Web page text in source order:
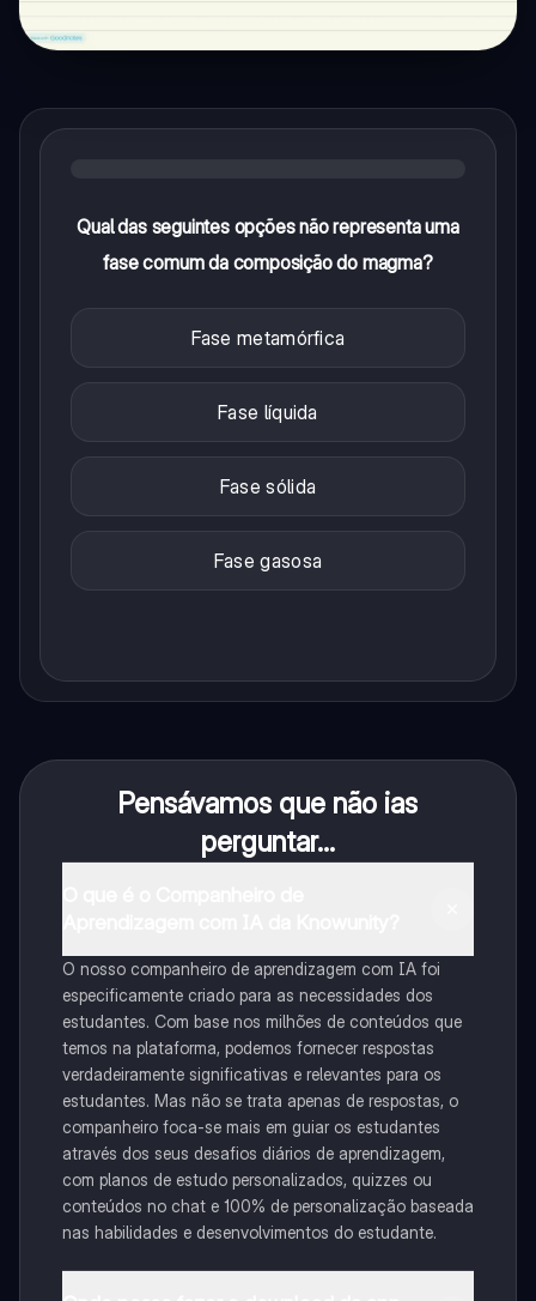
Qual das seguintes opções não representa uma
fase comum da composição do magma?
Fase metamórfica
Fase líquida
Fase sólida
Fase gasosa
Pensávamos que não ias
perguntar...
O nosso companheiro de aprendizagem com IA foi
especificamente criado para as necessidades dos
estudantes. Com base nos milhões de conteúdos que
temos na plataforma, podemos fornecer respostas
verdadeiramente significativas e relevantes para os
estudantes. Mas não se trata apenas de respostas, o
companheiro foca-se mais em guiar os estudantes
através dos seus desafios diários de aprendizagem,
com planos de estudo personalizados, quizzes ou
conteúdos no chat e 100% de personalização baseada
nas habilidades e desenvolvimentos do estudante.